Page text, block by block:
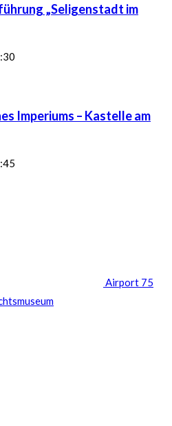
„Seligenstadt im
Imperiums – Kastelle am
Airport 75